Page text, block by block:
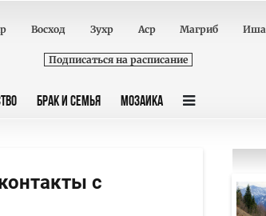
Восход Зухр Аср Магриб Иша
Подписаться на расписание
БРАК И СЕМЬЯ МОЗАИКА
с